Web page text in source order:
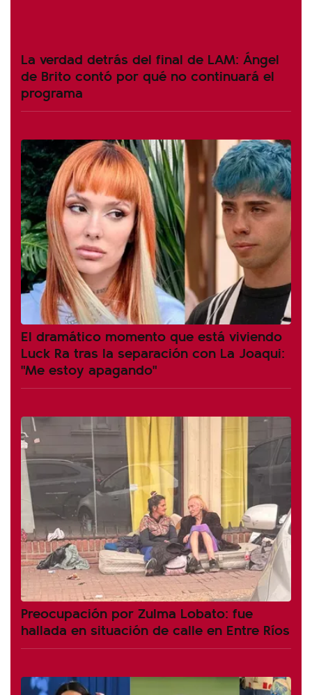
La verdad detrás del final de LAM: Ángel
de Brito contó por qué no continuará el
programa
El dramático momento que está viviendo
Luck Ra tras la separación con La Joaqui:
"Me estoy apagando"
Preocupación por Zulma Lobato: fue
hallada en situación de calle en Entre Ríos